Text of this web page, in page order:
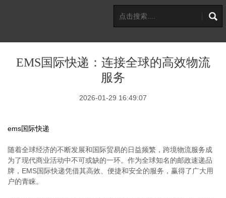
EMS国际快递：连接全球的高效物流
服务
2026-01-29 16:49:07
ems国际快递
随着全球经济的不断发展和国际贸易的日益频繁，跨境物流服务成
为了现代商业活动中不可或缺的一环。作为全球知名的邮政速递品
牌，EMS国际快递凭借其高效、便捷和安全的服务，赢得了广大用
户的青睐。